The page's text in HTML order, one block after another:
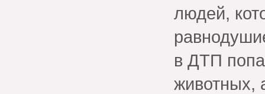
людей,
в ДТП
животных,